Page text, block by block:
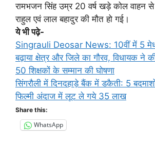
रामभजन सिंह उम्र 20 वर्ष खड़े कोल वाहन
राहुल एवं लाल बहादुर की मौत हो गई।
ये भी पढ़े-
Singrauli Deosar News: 10वीं में 5
बढ़ाया क्षेत्र और जिले का गौरव, विधायक ने की
50 शिक्षकों के सम्मान की घोषणा
सिंगरौली में दिनदहाड़े बैंक में डकैती: 5
फिल्मी अंदाज में लूट ले गये 35 लाख
Share this:
WhatsApp